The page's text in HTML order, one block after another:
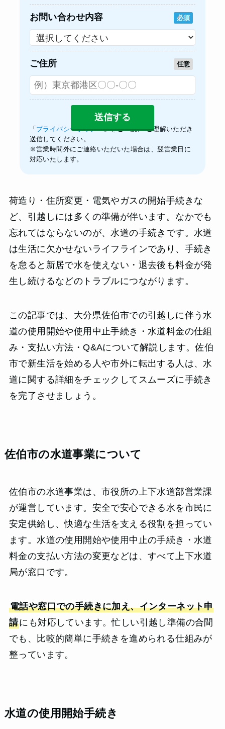
お問い合わせ内容 必須
ご住所 任意
「 プライバシーポリシー」をご一読、 ご理解いただき
送信してください。
※営業時間外にご連絡いただいた場合は、翌営業日に
対応いたします。
荷造り・住所変更・電気やガスの開始手続きな
ど、引越しには多くの準備が伴います。なかでも
忘れてはならないのが、水道の手続きです。水道
は生活に欠かせないライフラインであり、手続き
を怠ると新居で水を使えない・退去後も料金が発
生し続けるなどのトラブルにつながります。
この記事では、大分県佐伯市での引越しに伴う水
道の使用開始や使用中止手続き・水道料金の仕組
み・支払い方法・Q&Aについて解説します。佐伯
市で新生活を始める人や市外に転出する人は、水
道に関する詳細をチェックしてスムーズに手続き
を完了させましょう。
佐伯市の水道事業について
佐伯市の水道事業は、市役所の上下水道部営業課
が運営しています。安全で安心できる水を市民に
安定供給し、快適な生活を支える役割を担ってい
ます。水道の使用開始や使用中止の手続き・水道
料金の支払い方法の変更などは、すべて上下水道
局が窓口です。
電話や窓口での手続きに加え、インターネット申
請にも対応しています。忙しい引越し準備の合間
でも、比較的簡単に手続きを進められる仕組みが
整っています。
水道の使用開始手続き